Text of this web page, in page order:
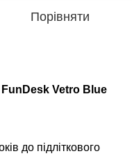
Порівняти
Vetro Blue
до підліткового